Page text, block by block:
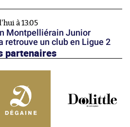
à 13:05
Montpelliérain Junior
retrouve un club en Ligue 2
partenaires